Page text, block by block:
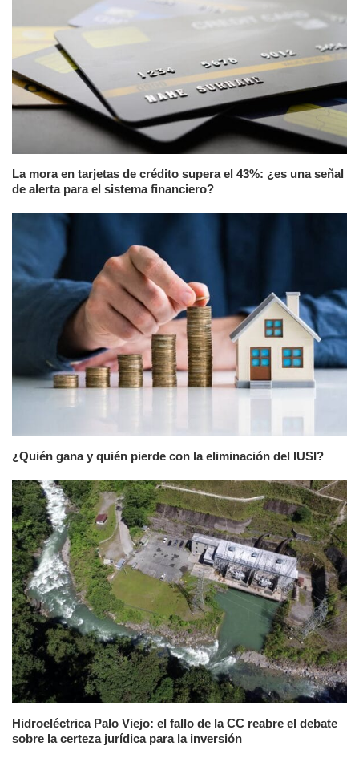
La mora en tarjetas de crédito supera el 43%: ¿es una señal
de alerta para el sistema financiero?
¿Quién gana y quién pierde con la eliminación del IUSI?
Hidroeléctrica Palo Viejo: el fallo de la CC reabre el debate
sobre la certeza jurídica para la inversión